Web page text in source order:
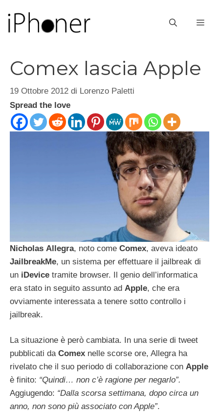
contenuto
Comex lascia Apple
19 Ottobre 2012 di Lorenzo Paletti
Spread the love
Nicholas Allegra, noto come Comex, aveva ideato
JailbreakMe, un sistema per effettuare il jailbreak di
un iDevice tramite browser. Il genio dell’informatica
era stato in seguito assunto ad Apple, che era
ovviamente interessata a tenere sotto controllo i
jailbreak.
La situazione è però cambiata. In una serie di tweet
pubblicati da Comex nelle scorse ore, Allegra ha
rivelato che il suo periodo di collaborazione con Apple
è finito: “Quindi… non c’è ragione per negarlo”.
Aggiugendo: “Dalla scorsa settimana, dopo circa un
anno, non sono più associato con Apple”.